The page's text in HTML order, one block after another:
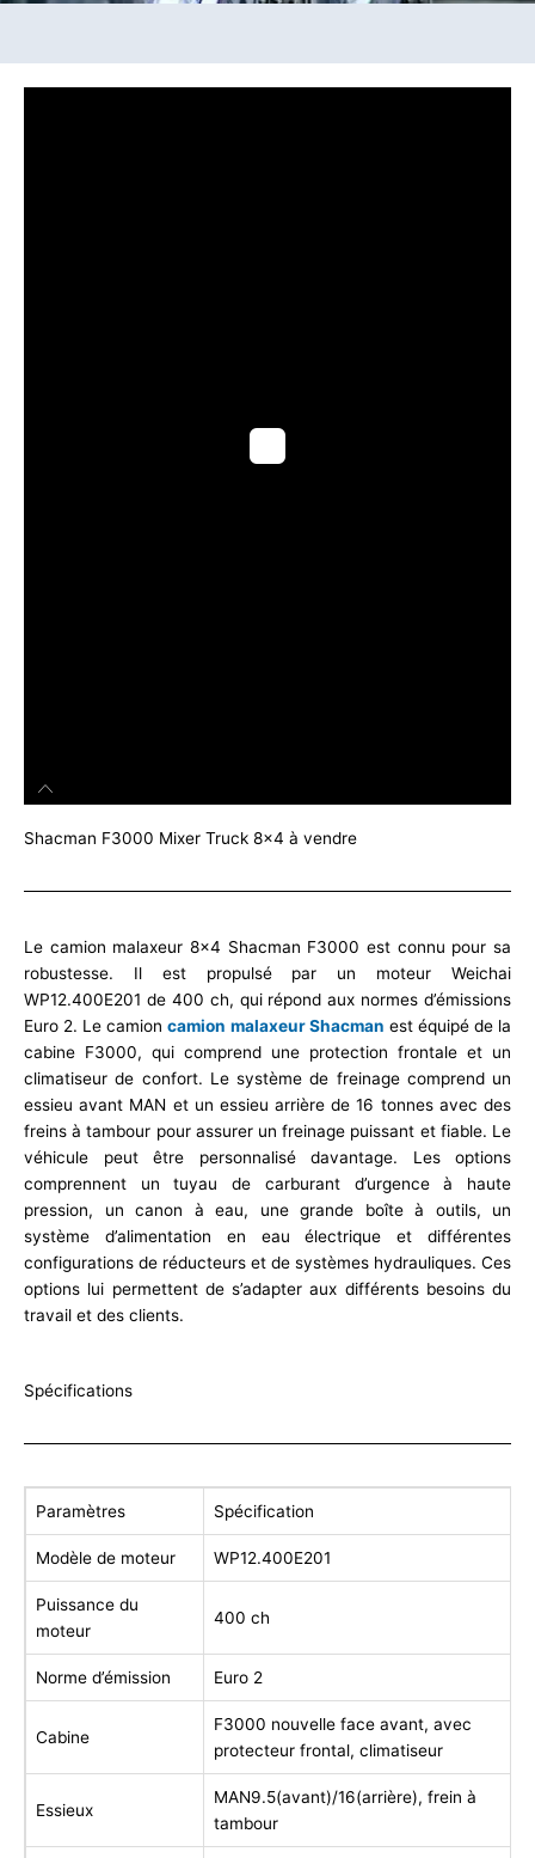
Shacman F3000 Mixer Truck 8x4 à vendre
Le camion malaxeur 8×4 Shacman F3000 est connu pour sa
robustesse. Il est propulsé par un moteur Weichai
WP12.400E201 de 400 ch, qui répond aux normes d’émissions
Euro 2. Le camioncamion malaxeur Shacman est équipé de la
cabine F3000, qui comprend une protection frontale et un
climatiseur de confort. Le système de freinage comprend un
essieu avant MAN et un essieu arrière de 16 tonnes avec des
freins à tambour pour assurer un freinage puissant et fiable. Le
véhicule peut être personnalisé davantage. Les options
comprennent un tuyau de carburant d’urgence à haute
pression, un canon à eau, une grande boîte à outils, un
système d’alimentation en eau électrique et différentes
configurations de réducteurs et de systèmes hydrauliques. Ces
options lui permettent de s’adapter aux différents besoins du
travail et des clients.
Spécifications
Paramètres Spécification
Modèle de moteur WP12.400E201
Puissance du
moteur
400 ch
Norme d’émission Euro 2
Cabine
F3000 nouvelle face avant, avec
protecteur frontal, climatiseur
Essieux
MAN9.5(avant)/16(arrière), frein à
tambour